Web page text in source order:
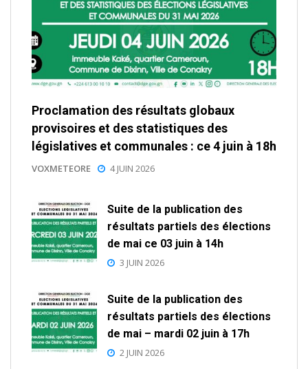
Proclamation des résultats globaux
provisoires et des statistiques des
législatives et communales : ce 4 juin à 18h
VOXMETEORE 4 JUIN 2026
Suite de la publication des
résultats partiels des élections
de mai ce 03 juin à 14h
3 JUIN 2026
Suite de la publication des
résultats partiels des élections
de mai – mardi 02 juin à 17h
2 JUIN 2026